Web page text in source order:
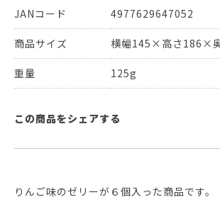
JANコード 4977629647052
商品サイズ 横幅145×高さ186×
重量 125g
この商品をシェアする
りんご味のゼリーが６個入った商品です。